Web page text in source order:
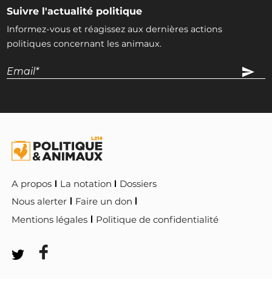
Suivre l'actualité politique
Informez-vous et réagissez aux dernières actions
politiques concernant les animaux.
A propos La notation
Dossiers
Nous alerter
Faire un don
Mentions légales
Politique de confidentialité